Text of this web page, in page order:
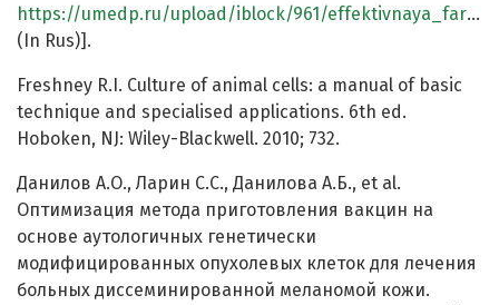
https://umedp.ru/upload/iblock/961/effektivnaya_farmakoterapiya_onkologiya_gematologiya_i_radiologiya_5_2022.pdf
(In Rus)].
Freshney R.I. Culture of animal cells: a manual of basic
technique and specialised applications. 6th ed.
Hoboken, NJ: Wiley-Blackwell. 2010; 732.
Данилов А.О., Ларин С.С., Данилова А.Б., et al.
Оптимизация метода приготовления вакцин на
основе аутологичных генетически
модифицированных опухолевых клеток для лечения
больных диссеминированной меланомой кожи.